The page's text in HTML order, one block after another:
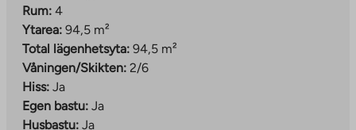
Rum: 4
Ytarea: 94,5 m²
Total lägenhetsyta: 94,5 m²
Våningen/Skikten: 2/6
Hiss: Ja
Egen bastu: Ja
Husbastu: Ja